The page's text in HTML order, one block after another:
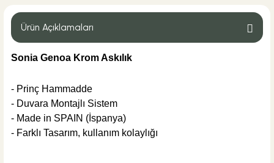
257,04 TL
ÜRÜN TÜKENDİ
ÜRÜN TÜKENDİ
Ürün Açıklamaları
Sonia Genoa Krom Askılık
- Prinç Hammadde
- Duvara Montajlı Sistem
- Made in SPAIN (İspanya)
- Farklı Tasarım, kullanım kolaylığı